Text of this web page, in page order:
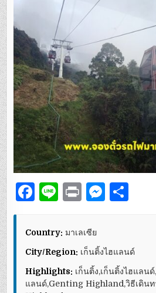
F
c
e
b
o
Li
e
P
n
t
M
n
g
er
e
Country: มาเลเซีย
City/Region: เก็นติ้งไฮแลนด์
Highlights: เก็นติ้ง,เก็นติ้งไฮแลนด์
แลนด์,Genting Highland,วิธีเดิน